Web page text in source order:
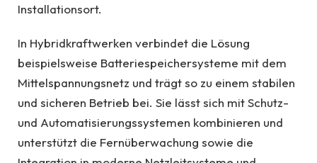
Installationsort.
In Hybridkraftwerken verbindet die Lösung
beispielsweise Batteriespeichersysteme mit dem
Mittelspannungsnetz und trägt so zu einem stabilen
und sicheren Betrieb bei. Sie lässt sich mit Schutz-
und Automatisierungssystemen kombinieren und
unterstützt die Fernüberwachung sowie die